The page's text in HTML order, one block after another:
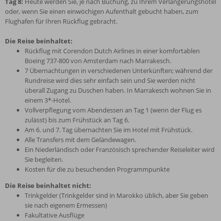
oder, wenn Sie einen einwöchigen Aufenthalt gebucht haben, zum
Flughafen für Ihren Rückflug gebracht.
Die Reise beinhaltet:
Rückflug mit Corendon Dutch Airlines in einer komfortablen
Boeing 737-800 von Amsterdam nach Marrakesch.
7 Übernachtungen in verschiedenen Unterkünften; während der
Rundreise wird dies sehr einfach sein und Sie werden nicht
überall Zugang zu Duschen haben. In Marrakesch wohnen Sie in
einem 3*-Hotel.
Vollverpflegung vom Abendessen an Tag 1 (wenn der Flug es
zulässt) bis zum Frühstück an Tag 6.
Am 6. und 7. Tag übernachten Sie im Hotel mit Frühstück.
Alle Transfers mit dem Geländewagen.
Ein Niederländisch oder Französisch sprechender Reiseleiter wird
Sie begleiten.
Kosten für die zu besuchenden Programmpunkte
Die Reise beinhaltet nicht:
Trinkgelder (Trinkgelder sind in Marokko üblich, aber Sie geben
sie nach eigenem Ermessen)
Fakultative Ausflüge